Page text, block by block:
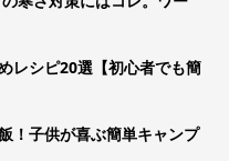
レシピ20選【初心者でも簡
！子供が喜ぶ簡単キャンプ